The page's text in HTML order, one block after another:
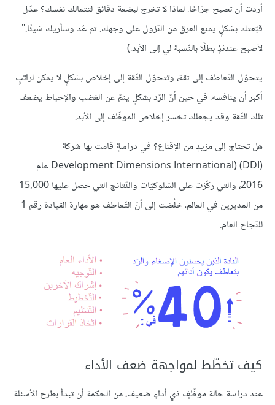
أردت أن تصبح جرّاحًا. لماذا لا تخرج لبضعة دقائق لتتمالك نفسك؟ عدّل
قبّعتك بشكلٍ يمنع العرق من النّزول على وجهك. ثم عُد وسأريك شيئًا."
لأصبح عندئذٍ بطلًا بالنّسبة لي إلى الأبد.)
يتحوّل التّعاطف إلى ثقة، وتتحوّل الثّقة إلى إخلاص بشكلٍ لا يمكن لراتبٍ
أكبر أن ينافسه. في حين أنّ الرّد بشكلٍ ينمّ عن الغضب والإحباط يضعف
تلك الثّقة وقد يجعلك تخسر إخلاص الموظّف إلى الأبد.
هل تحتاج إلى مزيدٍ من الإقناع؟ في دراسةٍ قامت بها شركة
Development Dimensions International) (DDI) عام
2016، والتي ركّزت على السّلوكيّات والنّتائج التي حصل عليها 15,000
من المديرين في العالم، خلُصَت إلى أنّ التّعاطف هو مهارة القيادة رقم 1
للنّجاح العام.
كيف تخطّط لمواجهة ضعف الأداء
عند دراسة حالة موظّفٍ ذي أداءٍ ضعيف، من الحكمة أن تبدأ بطرح الأسئلة